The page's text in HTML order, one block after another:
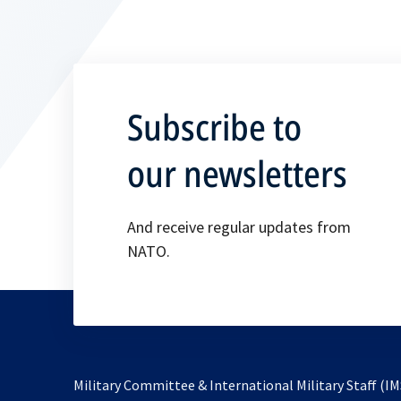
Subscribe to
our newsletters
And receive regular updates from
NATO.
Military Committee & International Military Staff